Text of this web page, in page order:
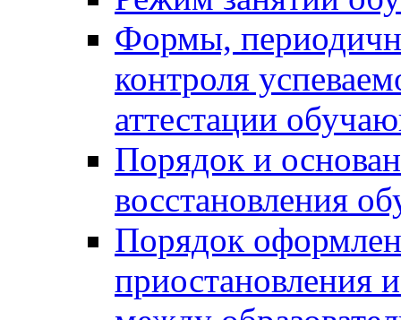
Формы,
контроля
аттестации
Порядок и
восстановления
Порядок
приостановления